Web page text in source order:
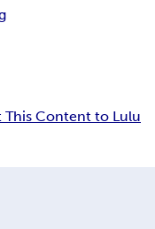
This Content to Lulu